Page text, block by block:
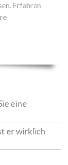
Erfahren
eine
er wirklich